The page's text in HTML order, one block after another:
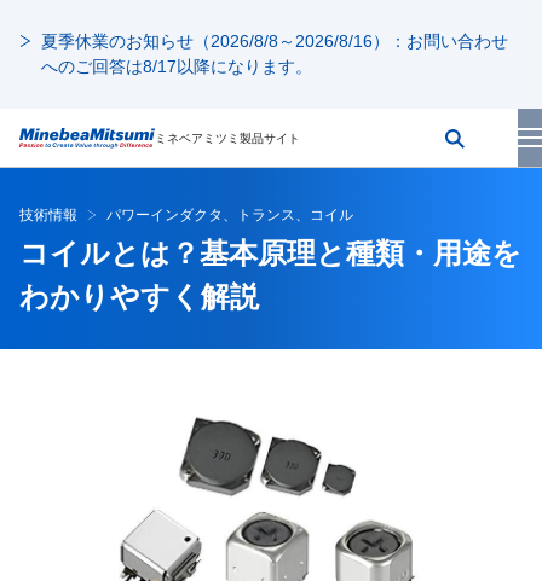
夏季休業のお知らせ（2026/8/8～2026/8/16）：お問い合わせ
へのご回答は8/17以降になります。
ミネベアミツミ製品サイト
技術情報 パワーインダクタ、トランス、コイル
コイルとは？基本原理と種類・用途を
わかりやすく解説